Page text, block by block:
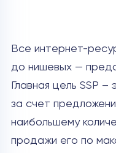
Все интернет-
до нишевых —
Главная цель SSP
за счет
наибольшему
продажи его по